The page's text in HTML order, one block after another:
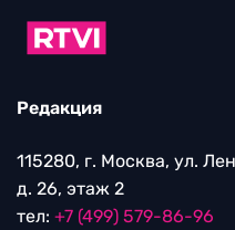
Редакция
115280, г. Москва, ул.
д. 26, этаж 2
тел: +7 (499) 579-86-96